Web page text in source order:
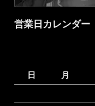
営業日カレンダー
日 月